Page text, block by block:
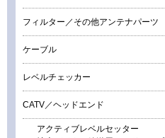
フィルター／その他アンテナパーツ
ケーブル
レベルチェッカー
CATV／ヘッドエンド
アクティブレベルセッター